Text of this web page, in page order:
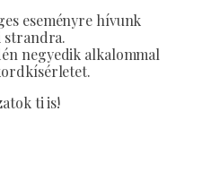
eseményre hívunk
strandra.
negyedik alkalommal
ti is!